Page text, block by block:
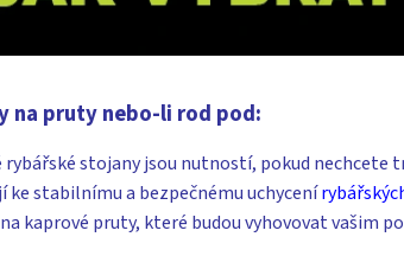
na pruty nebo-li rod pod:
rybářské stojany jsou nutností, pokud nechcete
ke stabilnímu a bezpečnému uchycení
kaprové pruty, které budou vyhovovat vašim